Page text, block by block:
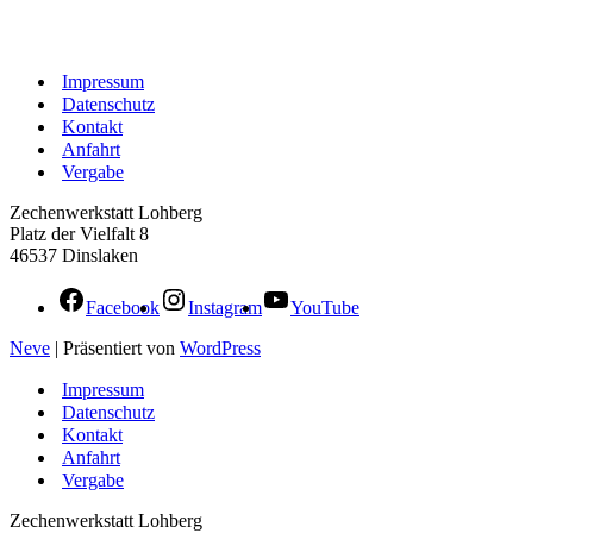
Impressum
Datenschutz
Kontakt
Anfahrt
Vergabe
Zechenwerkstatt Lohberg
Platz der Vielfalt 8
46537 Dinslaken
Facebook Instagram
YouTube
Neve | Präsentiert von WordPress
Impressum
Datenschutz
Kontakt
Anfahrt
Vergabe
Zechenwerkstatt Lohberg